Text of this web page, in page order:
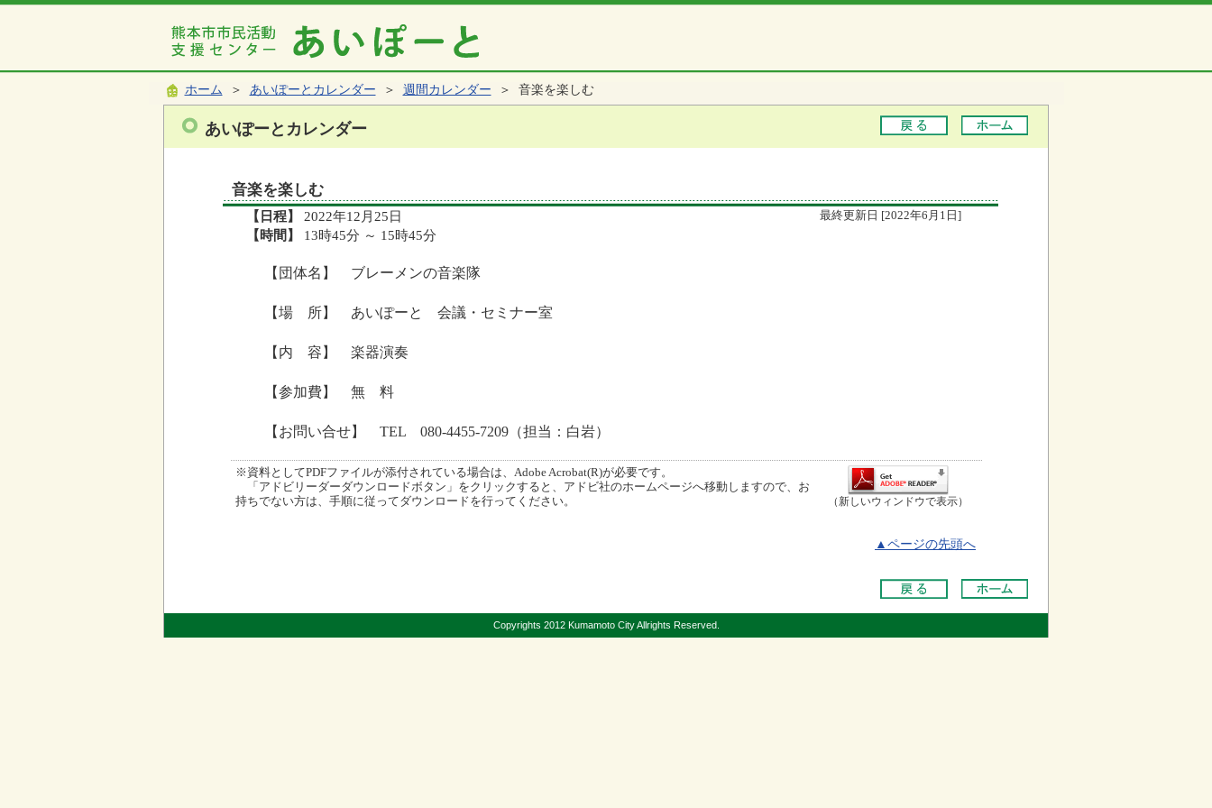
ホーム ＞ あいぽーとカレンダー ＞ 週間カレンダー ＞ 音楽を楽しむ
あいぽーとカレンダー
音楽を楽しむ
【日程】 2022年12月25日 最終更新日 [2022年6月1日]
【時間】 13時45分 ～ 15時45分
【団体名】 ブレーメンの音楽隊
【場 所】 あいぽーと 会議・セミナー室
【内 容】 楽器演奏
【参加費】 無 料
【お問い合せ】 TEL 080-4455-7209（担当：白岩）
※資料としてPDFファイルが添付されている場合は、Adobe Acrobat(R)が必要です。
「アドビリーダーダウンロードボタン」をクリックすると、アドビ社のホームページへ移動しますので、お
持ちでない方は、手順に従ってダウンロードを行ってください。
（新しいウィンドウで表示）
▲ページの先頭へ
Copyrights 2012 Kumamoto City Allrights Reserved.